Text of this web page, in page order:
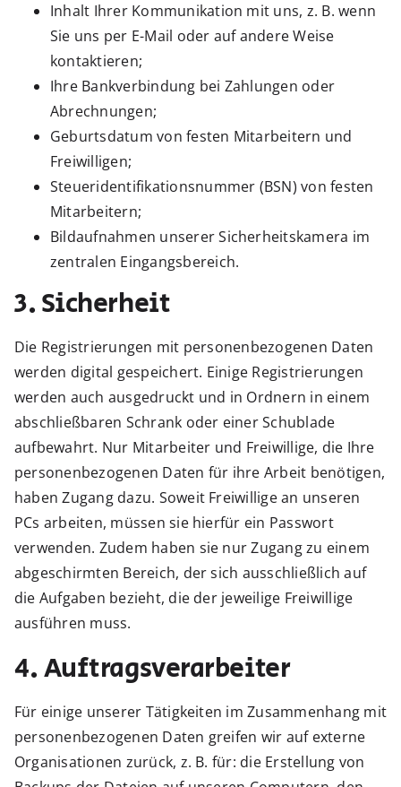
Inhalt Ihrer Kommunikation mit uns, z. B. wenn
Sie uns per E-Mail oder auf andere Weise
kontaktieren;
Ihre Bankverbindung bei Zahlungen oder
Abrechnungen;
Geburtsdatum von festen Mitarbeitern und
Freiwilligen;
Steueridentifikationsnummer (BSN) von festen
Mitarbeitern;
Bildaufnahmen unserer Sicherheitskamera im
zentralen Eingangsbereich.
3. Sicherheit
Die Registrierungen mit personenbezogenen Daten
werden digital gespeichert. Einige Registrierungen
werden auch ausgedruckt und in Ordnern in einem
abschließbaren Schrank oder einer Schublade
aufbewahrt. Nur Mitarbeiter und Freiwillige, die Ihre
personenbezogenen Daten für ihre Arbeit benötigen,
haben Zugang dazu. Soweit Freiwillige an unseren
PCs arbeiten, müssen sie hierfür ein Passwort
verwenden. Zudem haben sie nur Zugang zu einem
abgeschirmten Bereich, der sich ausschließlich auf
die Aufgaben bezieht, die der jeweilige Freiwillige
ausführen muss.
4. Auftragsverarbeiter
Für einige unserer Tätigkeiten im Zusammenhang mit
personenbezogenen Daten greifen wir auf externe
Organisationen zurück, z. B. für: die Erstellung von